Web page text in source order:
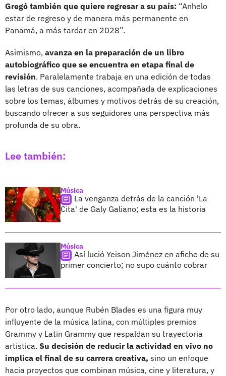
Gregó también que quiere regresar a su país: “Anhelo
estar de regreso y de manera más permanente en
Panamá, a más tardar en 2028”.
Asimismo, avanza en la preparación de un libro
autobiográfico que se encuentra en etapa final de
revisión. Paralelamente trabaja en una edición de todas
las letras de sus canciones, acompañada de explicaciones
sobre los temas, álbumes y motivos detrás de su creación,
buscando ofrecer a sus seguidores una perspectiva más
profunda de su obra.
Lee también:
Música
La venganza detrás de la canción 'La
Cita' de Galy Galiano; esta es la historia
Música
Así lució Yeison Jiménez en afiche de su
primer concierto; no supo cuánto cobrar
Por otro lado, aunque Rubén Blades es una figura muy
influyente de la música latina, con múltiples premios
Grammy y Latin Grammy que respaldan su trayectoria
artística. Su decisión de reducir la actividad en vivo no
implica el final de su carrera creativa, sino un enfoque
hacia proyectos que combinan música, cine y literatura, y